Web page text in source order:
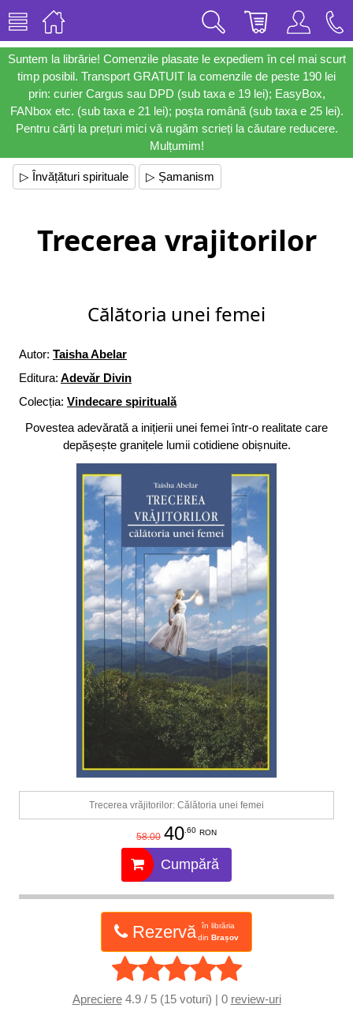
Suntem la librărie! Comenzile plasate le expediem în cel mai scurt
timp posibil. Transport GRATUIT la comenzile de peste 190 lei
prin: curier Cargus sau DPD (sub taxa e 19 lei); EasyBox,
FANbox etc. (sub taxa e 21 lei); poșta română (sub taxa e 25 lei).
Pentru cărți la prețuri mici vă rugăm scrieți la căutare reducere.
Mulțumim!
▷ Învățături spirituale ▷ Șamanism
Trecerea vrajitorilor
Călătoria unei femei
Autor: Taisha Abelar
Editura: Adevăr Divin
Colecția: Vindecare spirituală
Povestea adevărată a inițierii unei femei într-o realitate care
depășește granițele lumii cotidiene obișnuite.
Trecerea vrăjitorilor: Călătoria unei femei
58.00 40.60 RON
Cumpără
Rezervă
în librăria
din Brașov
Apreciere4.9 / 5 (15 voturi) | 0 review-uri